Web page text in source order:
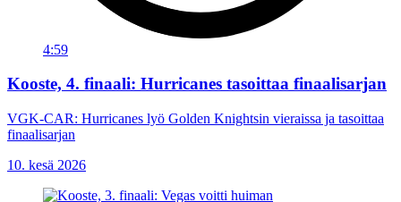
4:59
Kooste, 4. finaali: Hurricanes tasoittaa finaalisarjan
VGK-CAR: Hurricanes lyö Golden Knightsin vieraissa ja tasoittaa
finaalisarjan
10. kesä 2026